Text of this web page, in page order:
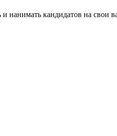
кандидатов на свои